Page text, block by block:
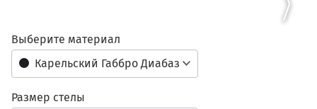
Карельский Габбро Диабаз
Выберите материал
Размер стелы